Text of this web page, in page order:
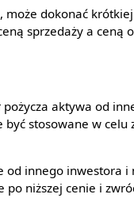
może dokonać
sprzedaży a ceną
aktywa od
stosowane w celu
od innego inwestora i
po niższej cenie i